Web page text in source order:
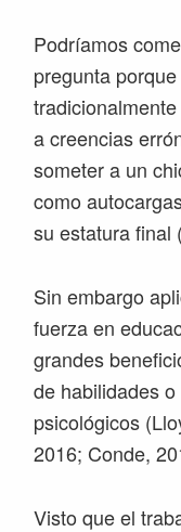
Podríamos
pregunta
a creencias
someter a un
como
su estatura final
Sin embargo
fuerza en
grandes
de habilidades
psicológicos
2016; Conde,
Visto que el